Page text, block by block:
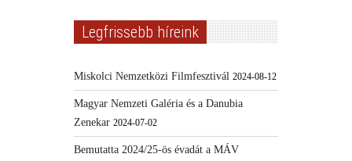
Legfrissebb híreink
Miskolci Nemzetközi Filmfesztivál 2024-08-12
Magyar Nemzeti Galéria és a Danubia
Zenekar 2024-07-02
Bemutatta 2024/25-ös évadát a MÁV